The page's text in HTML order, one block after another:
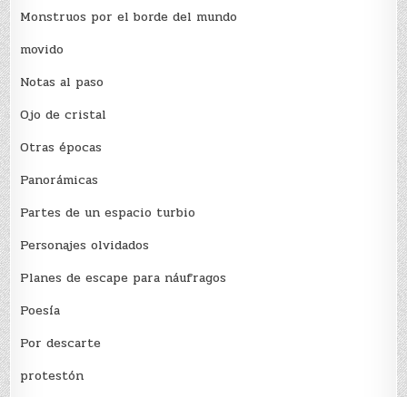
Monstruos por el borde del mundo
movido
Notas al paso
Ojo de cristal
Otras épocas
Panorámicas
Partes de un espacio turbio
Personajes olvidados
Planes de escape para náufragos
Poesía
Por descarte
protestón